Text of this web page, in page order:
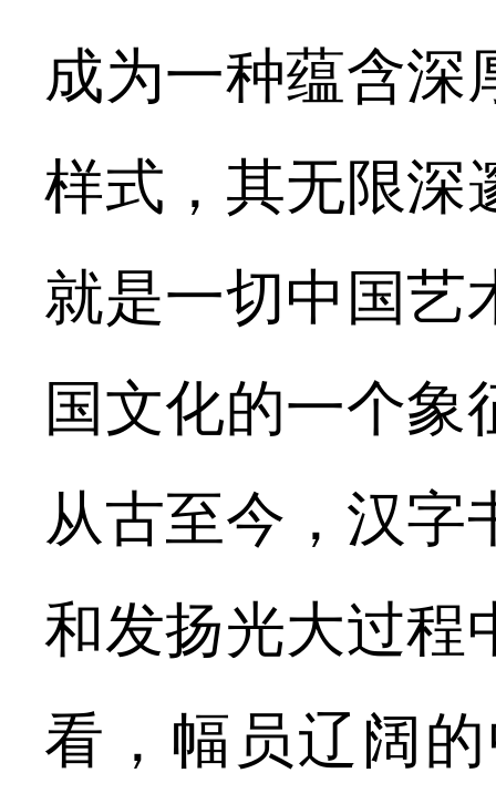
成为一种蕴含深
样式，其无限深
就是一切中国艺
国文化的一个象
从古至今，汉字
和发扬光大过程
看，幅员辽阔